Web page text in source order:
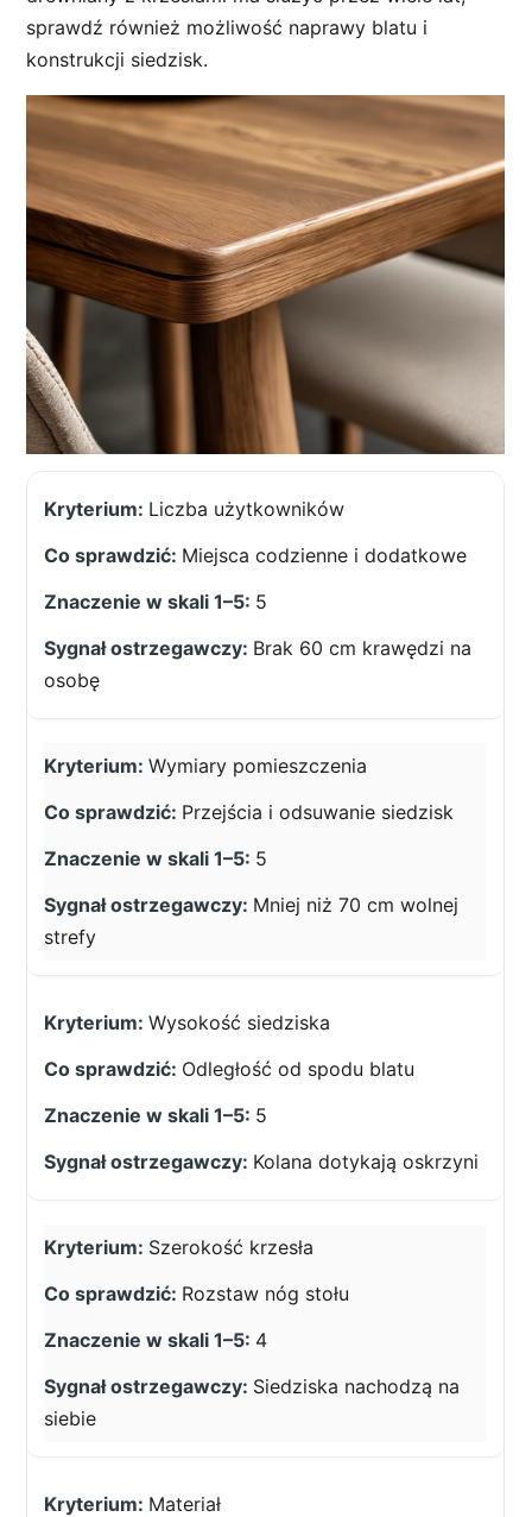
sprawdź również możliwość naprawy blatu i
konstrukcji siedzisk.
Liczba użytkowników
Miejsca codzienne i dodatkowe
5
Brak 60 cm krawędzi na
osobę
Wymiary pomieszczenia
Przejścia i odsuwanie siedzisk
5
Mniej niż 70 cm wolnej
strefy
Wysokość siedziska
Odległość od spodu blatu
5
Kolana dotykają oskrzyni
Szerokość krzesła
Rozstaw nóg stołu
4
Siedziska nachodzą na
siebie
Materiał